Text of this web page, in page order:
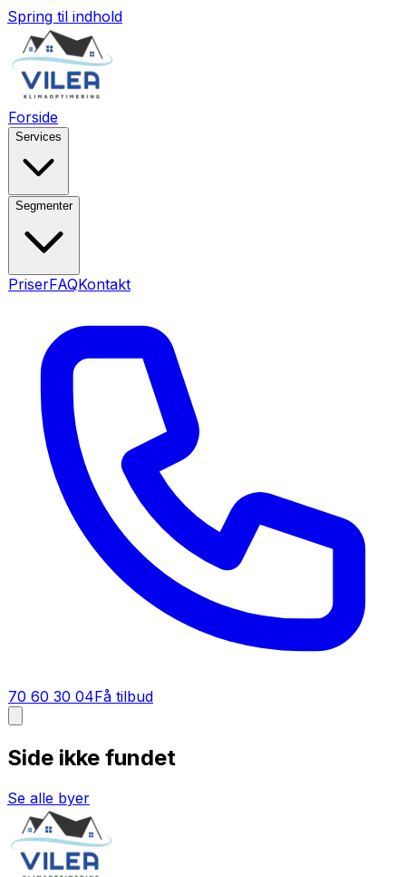
Spring til indhold
Forside
Services
Segmenter
PriserFAQKontakt
70 60 30 04Få tilbud
Side ikke fundet
Se alle byer